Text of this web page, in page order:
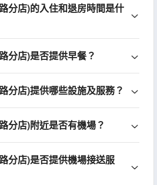
分店)的入住和退房時間是什
分店)是否提供早餐？
分店)提供哪些設施及服務？
分店)附近是否有機場？
分店)是否提供機場接送服